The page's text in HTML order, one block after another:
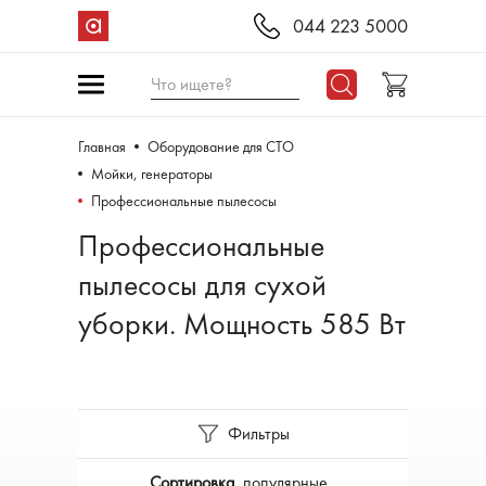
044 223 5000
Что ищете?
Главная
Оборудование для СТО
Мойки, генераторы
Профессиональные пылесосы
Профессиональные
пылесосы для сухой
уборки. Мощность 585 Вт
Фильтры